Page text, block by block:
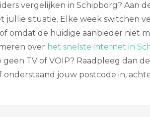
vergelijken in Schipborg? Aan
situatie. Elke week switchen
omdat de huidige aanbieder niet
over het snelste internet in
geen TV of VOIP? Raadpleeg dan de
jouw postcode in,